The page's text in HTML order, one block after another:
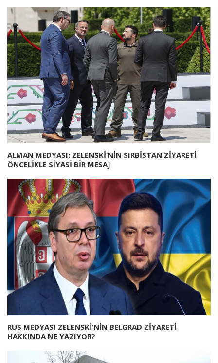
ALMAN MEDYASI: ZELENSKİ’NİN SIRBİSTAN ZİYARETİ
ÖNCELİKLE SİYASİ BİR MESAJ
RUS MEDYASI ZELENSKİ’NİN BELGRAD ZİYARETİ
HAKKINDA NE YAZIYOR?